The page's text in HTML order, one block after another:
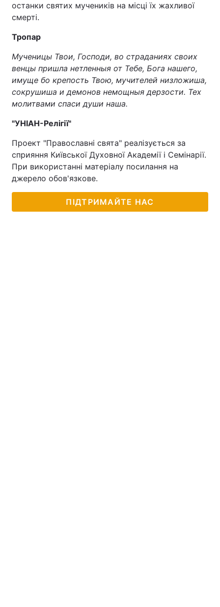
останки святих мучеників на місці їх жахливої
смерті.
Тропар
Мученицы Твои, Господи, во страданиях своих
венцы пришла нетленныя от Тебе, Бога нашего,
имуще бо крепость Твою, мучителей низложиша,
сокрушиша и демонов немощныя дерзости. Тех
молитвами спаси души наша.
"УНІАН-Релігії"
Проект "Православні свята" реалізується за
сприяння Київської Духовної Академії і Семінарії.
При використанні матеріалу посилання на
джерело обов'язкове.
ПІДТРИМАЙТЕ НАС